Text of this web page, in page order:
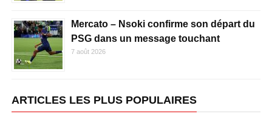
Mercato – Nsoki confirme son départ du
PSG dans un message touchant
7 août 2026
ARTICLES LES PLUS POPULAIRES